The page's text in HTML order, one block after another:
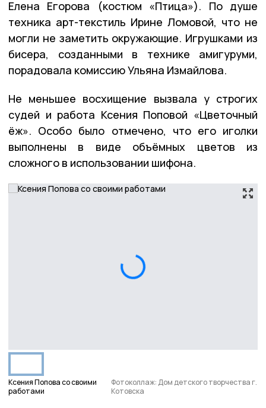
Елена Егорова (костюм «Птица»). По душе
техника арт-текстиль Ирине Ломовой, что не
могли не заметить окружающие. Игрушками из
бисера, созданными в технике амигуруми,
порадовала комиссию Ульяна Измайлова.
Не меньшее восхищение вызвала у строгих
судей и работа Ксения Поповой «Цветочный
ёж». Особо было отмечено, что его иголки
выполнены в виде объёмных цветов из
сложного в использовании шифона.
Ксения Попова со своими
работами
Фотоколлаж: Дом детского творчества г.
Котовска